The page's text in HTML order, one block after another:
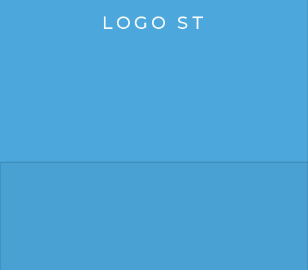
LOGO ST